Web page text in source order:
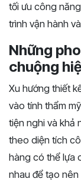
tối ưu công
trình vận hành
Những
chuộng
Xu hướng thiết
vào tính thẩm
tiện nghi và khả
theo diện tích
hàng có thể lựa
nhau để tạo